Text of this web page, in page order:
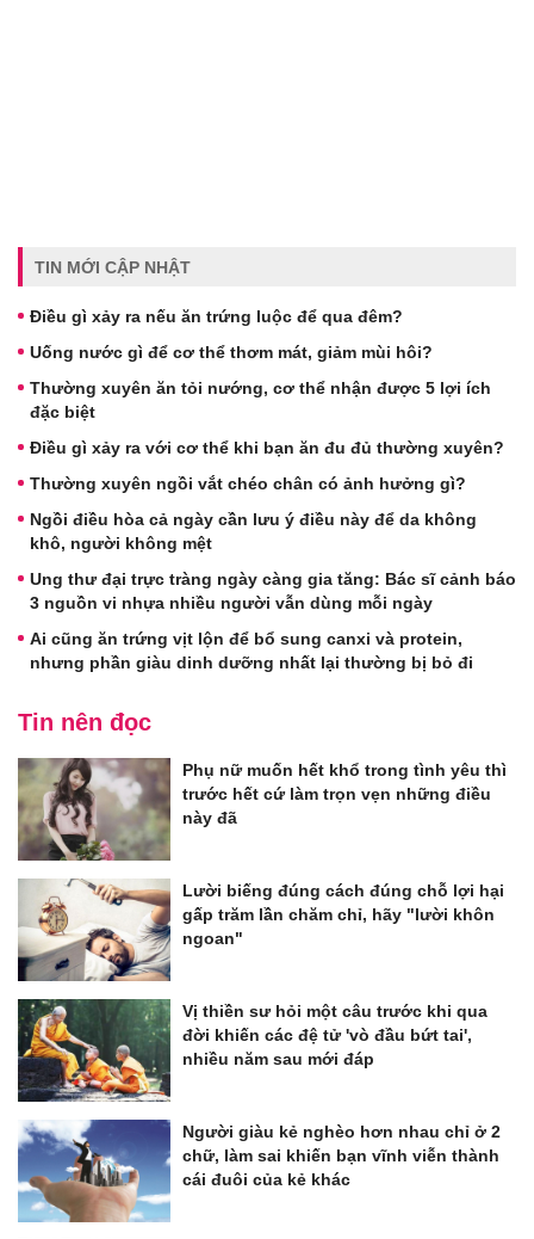
TIN MỚI CẬP NHẬT
Điều gì xảy ra nếu ăn trứng luộc để qua đêm?
Uống nước gì để cơ thể thơm mát, giảm mùi hôi?
Thường xuyên ăn tỏi nướng, cơ thể nhận được 5 lợi ích
đặc biệt
Điều gì xảy ra với cơ thể khi bạn ăn đu đủ thường xuyên?
Thường xuyên ngồi vắt chéo chân có ảnh hưởng gì?
Ngồi điều hòa cả ngày cần lưu ý điều này để da không
khô, người không mệt
Ung thư đại trực tràng ngày càng gia tăng: Bác sĩ cảnh báo
3 nguồn vi nhựa nhiều người vẫn dùng mỗi ngày
Ai cũng ăn trứng vịt lộn để bổ sung canxi và protein,
nhưng phần giàu dinh dưỡng nhất lại thường bị bỏ đi
Tin nên đọc
Phụ nữ muốn hết khổ trong tình yêu thì
trước hết cứ làm trọn vẹn những điều
này đã
Lười biếng đúng cách đúng chỗ lợi hại
gấp trăm lần chăm chỉ, hãy "lười khôn
ngoan"
Vị thiền sư hỏi một câu trước khi qua
đời khiến các đệ tử 'vò đầu bứt tai',
nhiều năm sau mới đáp
Người giàu kẻ nghèo hơn nhau chỉ ở 2
chữ, làm sai khiến bạn vĩnh viễn thành
cái đuôi của kẻ khác